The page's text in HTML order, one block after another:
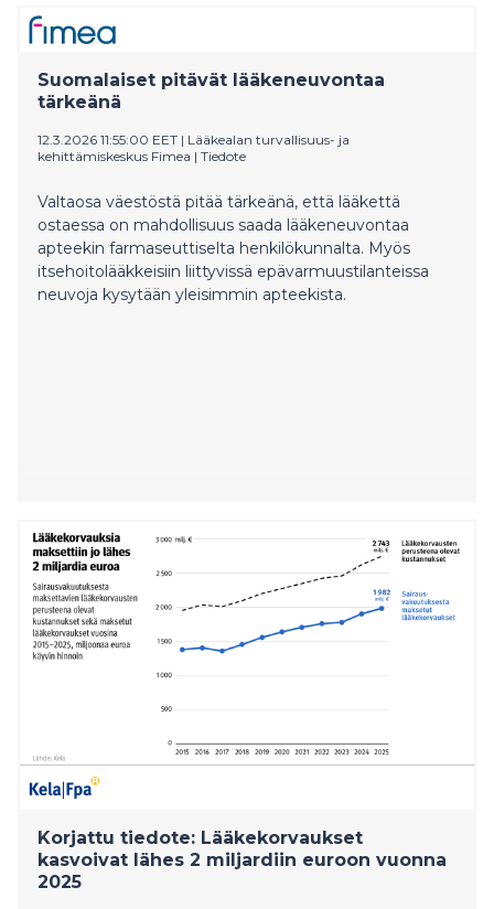
rauhasta puhutaan usein vasta konfliktien
jo puhjettua. CMI – Martti Ahtisaari Peace Foundation
ja tuo esiin näkemyksiä siitä, miten kestävää rauhaa
rakennetaan.
Suomalaiset pitävät lääkeneuvontaa
tärkeänä
12.3.2026 11:55:00 EET | Lääkealan turvallisuus- ja
kehittämiskeskus Fimea | Tiedote
Valtaosa väestöstä pitää tärkeänä, että lääkettä
ostaessa on mahdollisuus saada lääkeneuvontaa
apteekin farmaseuttiselta henkilökunnalta. Myös
itsehoitolääkkeisiin liittyvissä epävarmuustilanteissa
neuvoja kysytään yleisimmin apteekista.
Korjattu tiedote: Lääkekorvaukset
kasvoivat lähes 2 miljardiin euroon vuonna
2025